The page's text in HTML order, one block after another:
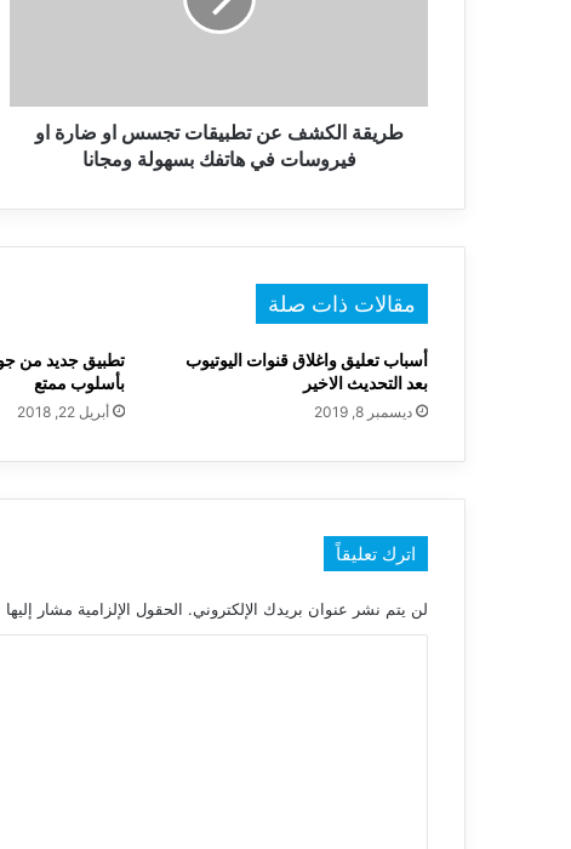
فيروسات
ومجانا
طريقة الكشف عن تطبيقات تجسس او ضارة او
فيروسات في هاتفك بسهولة ومجانا
مقالات ذات صلة
أسباب ﺗﻌﻠﻴﻖ ﻭﺍﻏﻼﻕ ﻗﻨﻮﺍﺕ ﺍﻟﻴﻮﺗﻴﻮﺏ
بعد التحديث الاخير
ديسمبر 8, 2019
تطبيق جديد من
بأسلوب ممتع
أبريل 22, 2018
اترك تعليقاً
لن يتم نشر عنوان بريدك الإلكتروني. الحقول الإلزامية مشار إليها